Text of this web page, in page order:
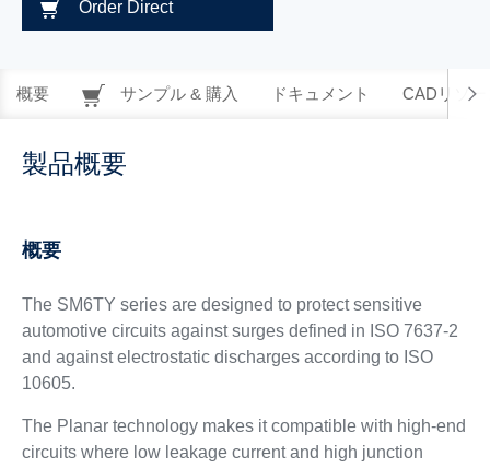
Order Direct
概要 サンプル & 購入 ドキュメント CADリソー
製品概要
概要
The SM6TY series are designed to protect sensitive
automotive circuits against surges defined in ISO 7637-2
and against electrostatic discharges according to ISO
10605.
The Planar technology makes it compatible with high-end
circuits where low leakage current and high junction